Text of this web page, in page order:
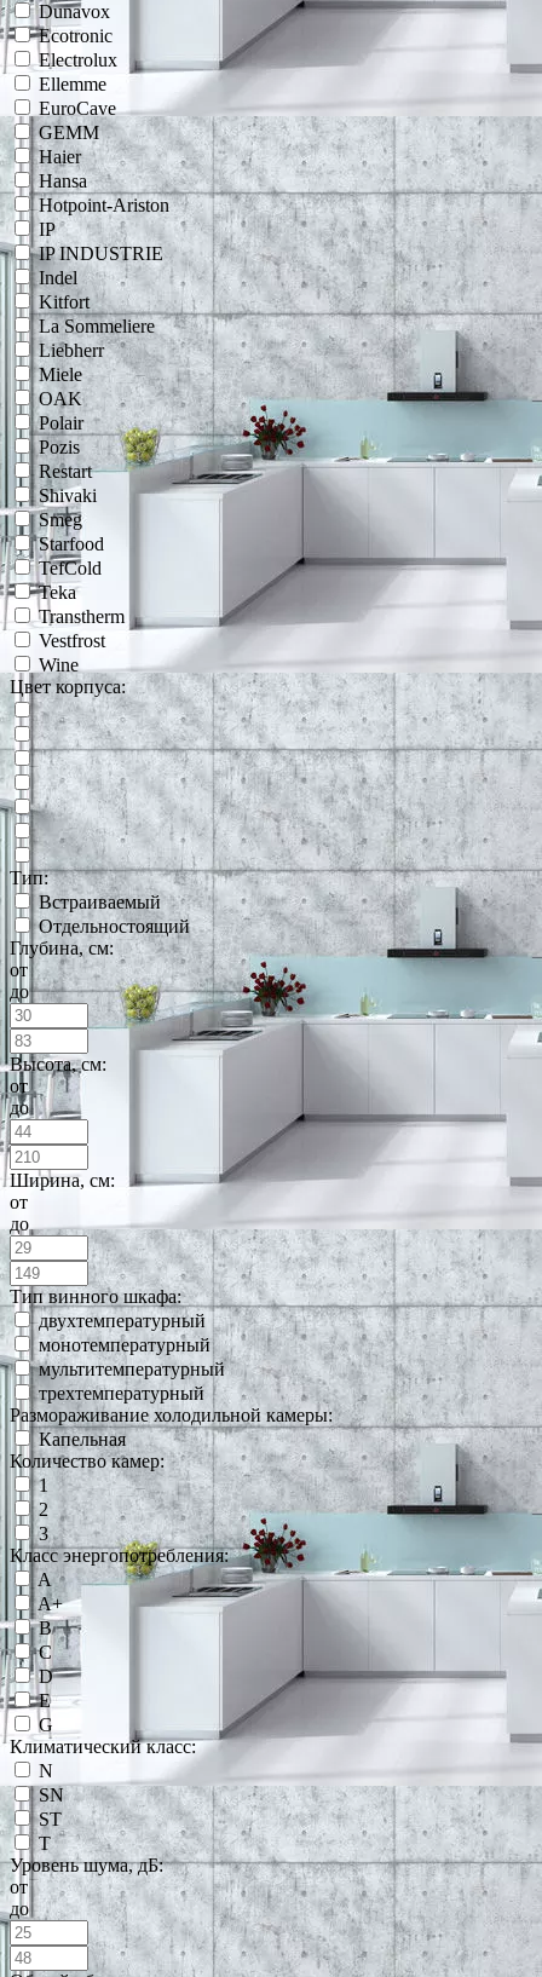
Dunavox
Ecotronic
Electrolux
Ellemme
EuroCave
GEMM
Haier
Hansa
Hotpoint-Ariston
IP
IP INDUSTRIE
Indel
Kitfort
La Sommeliere
Liebherr
Miele
OAK
Polair
Pozis
Restart
Shivaki
Smeg
Starfood
TefCold
Teka
Transtherm
Vestfrost
Wine
Цвет корпуса:
Тип:
Встраиваемый
Отдельностоящий
Глубина, см:
от
до
Высота, см:
от
до
Ширина, см:
от
до
Тип винного шкафа:
двухтемпературный
монотемпературный
мультитемпературный
трехтемпературный
Размораживание холодильной камеры:
Капельная
Количество камер:
1
2
3
Класс энергопотребления:
A
A+
B
C
D
E
G
Климатический класс:
N
SN
ST
T
Уровень шума, дБ:
от
до